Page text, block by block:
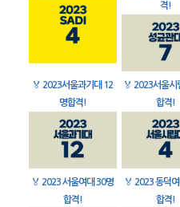
격!
🏅 2023서울과기대 12
명합격!
🏅 2023서울시
합격!
🏅 2023 서울여대 30명
합격!
🏅 2023 동덕
합격!